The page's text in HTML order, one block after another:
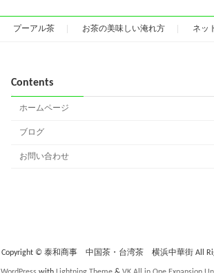
プーアル茶 お茶の美味しい淹れ方 ネッ
Contents
ホームページ
ブログ
お問い合わせ
Copyright © 泰和商事 中国茶・台湾茶 横浜中華街 All
WordPress with Lightning Theme& VK All in One Expansion